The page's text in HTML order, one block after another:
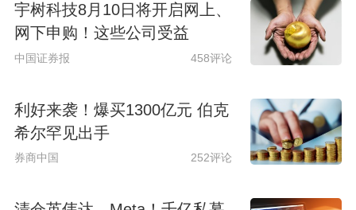
宇树科技8月10日将开启网上、
网下申购！这些公司受益
中国证券报 458评论
利好来袭！爆买1300亿元 伯克
希尔罕见出手
券商中国 252评论